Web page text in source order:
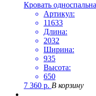
Кровать
Артикул:
11633
Длина:
2032
Ширина:
935
Высота:
650
7 360 р. В корзину